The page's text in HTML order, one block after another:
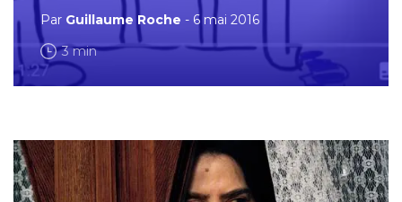
Par Guillaume Roche - 6 mai 2016
3 min